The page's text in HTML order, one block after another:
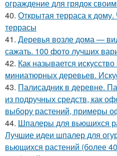
ограждение для грядок
40. Открытая терраса к
террасы
41. Деревья возле дома —
сажать. 100 фото лучших
42. Как называется
миниатюрных деревьев.
43. Палисадник в деревне.
из подручных средств, как
выбору растений, примеры
44. Шпалеры для вьющихся
Лучшие идеи шпалер для
вьющихся растений (более